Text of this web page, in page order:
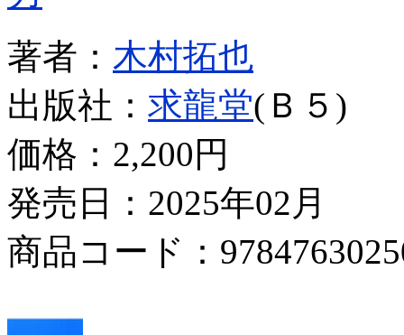
著者： 木村拓也
出版社： 求龍堂(Ｂ５)
価格： 2,200円
発売日：2025年02月
商品コード：